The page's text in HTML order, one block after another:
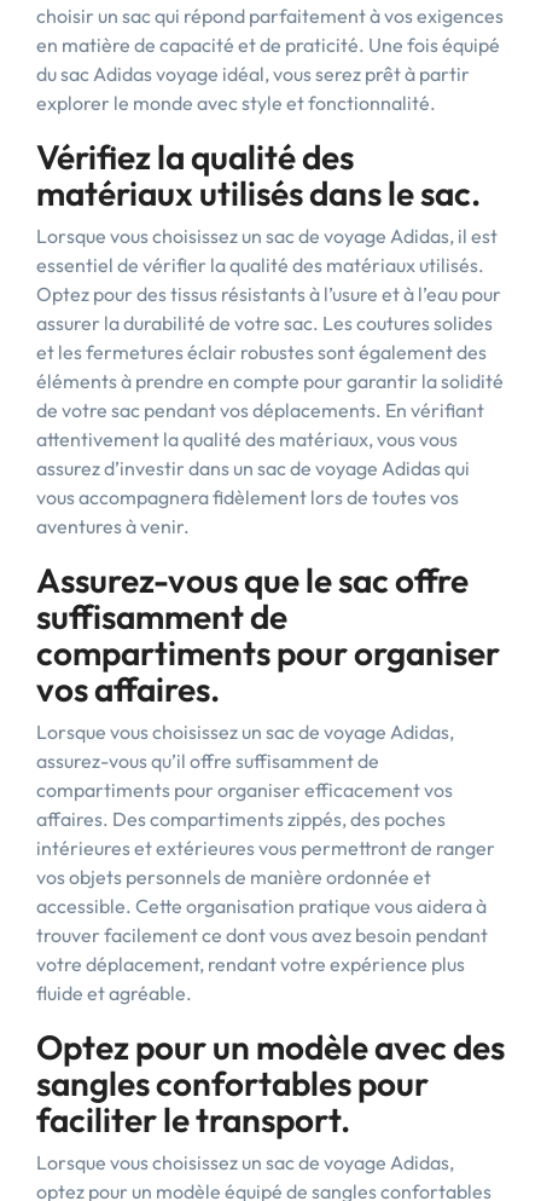
choisir un sac qui répond parfaitement à vos exigences
en matière de capacité et de praticité. Une fois équipé
du sac Adidas voyage idéal, vous serez prêt à partir
explorer le monde avec style et fonctionnalité.
Vérifiez la qualité des
matériaux utilisés dans le sac.
Lorsque vous choisissez un sac de voyage Adidas, il est
essentiel de vérifier la qualité des matériaux utilisés.
Optez pour des tissus résistants à l’usure et à l’eau pour
assurer la durabilité de votre sac. Les coutures solides
et les fermetures éclair robustes sont également des
éléments à prendre en compte pour garantir la solidité
de votre sac pendant vos déplacements. En vérifiant
attentivement la qualité des matériaux, vous vous
assurez d’investir dans un sac de voyage Adidas qui
vous accompagnera fidèlement lors de toutes vos
aventures à venir.
Assurez-vous que le sac offre
suffisamment de
compartiments pour organiser
vos affaires.
Lorsque vous choisissez un sac de voyage Adidas,
assurez-vous qu’il offre suffisamment de
compartiments pour organiser efficacement vos
affaires. Des compartiments zippés, des poches
intérieures et extérieures vous permettront de ranger
vos objets personnels de manière ordonnée et
accessible. Cette organisation pratique vous aidera à
trouver facilement ce dont vous avez besoin pendant
votre déplacement, rendant votre expérience plus
fluide et agréable.
Optez pour un modèle avec des
sangles confortables pour
faciliter le transport.
Lorsque vous choisissez un sac de voyage Adidas,
optez pour un modèle équipé de sangles confortables